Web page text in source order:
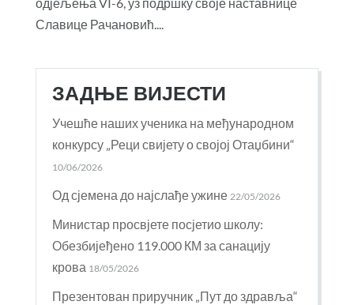
одјељења VI-6, уз подршку своје наставнице
Славице Рачановић....
ЗАДЊЕ ВИЈЕСТИ
Учешће наших ученика на међународном
конкурсу „Реци свијету о својој Отаџбини“
10/06/2026
Од сјемена до најслађе ужине 22/05/2026
Министар просвјете посјетио школу:
Обезбијеђено 119.000 КМ за санацију
крова 18/05/2026
Презентован приручник „Пут до здравља“